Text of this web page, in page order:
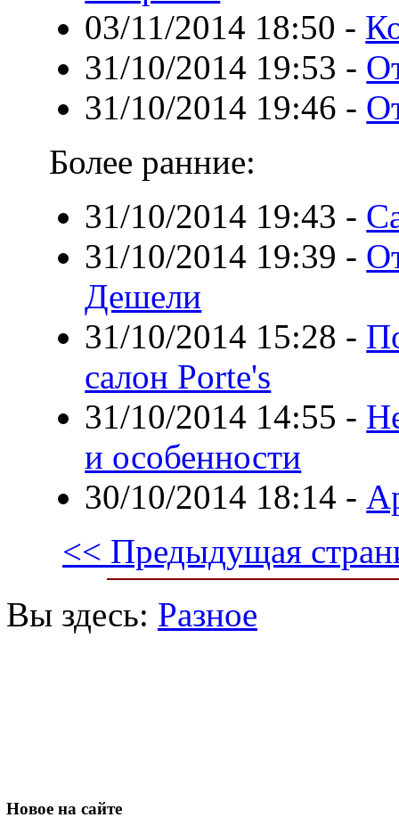
03/11/2014 18:50 -
31/10/2014 19:53 -
31/10/2014 19:46 -
Более ранние:
31/10/2014 19:43 -
31/10/2014 19:39 -
Дешели
31/10/2014 15:28 -
салон Porte's
31/10/2014 14:55 -
и особенности
30/10/2014 18:14 -
<< Предыдущая
Вы здесь: Разное
Новое на сайте